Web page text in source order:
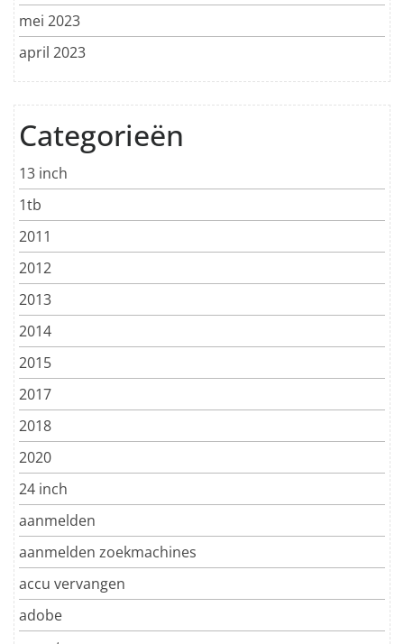
mei 2023
april 2023
Categorieën
13 inch
1tb
2011
2012
2013
2014
2015
2017
2018
2020
24 inch
aanmelden
aanmelden zoekmachines
accu vervangen
adobe